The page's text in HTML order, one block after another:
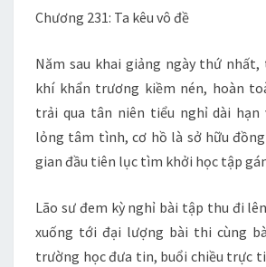
Chương 231: Ta kêu vô đề
Năm sau khai giảng ngày thứ
khí khẩn trương kiềm nén, hoàn
trải qua tân niên tiểu nghỉ dài hạn
lỏng tâm tình, cơ hồ là sở hữu
gian đầu tiên lục tìm khởi học tập
Lão sư đem kỳ nghỉ bài tập thu đi
xuống tới đại lượng bài thi cùng
trường học đưa tin, buổi chiều trực